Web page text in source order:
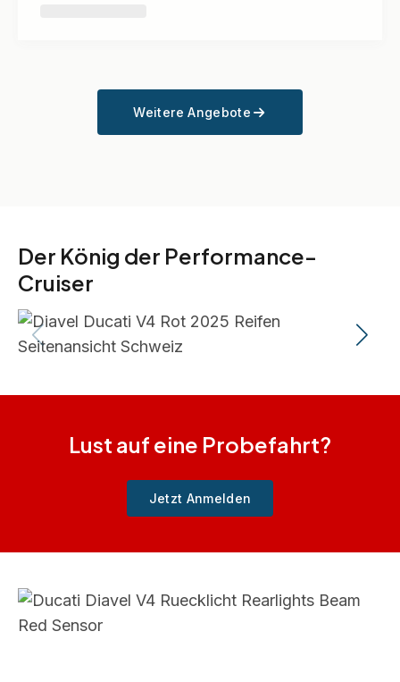
Weitere Angebote
Der König der Performance-
Cruiser
Lust auf eine Probefahrt?
Jetzt Anmelden